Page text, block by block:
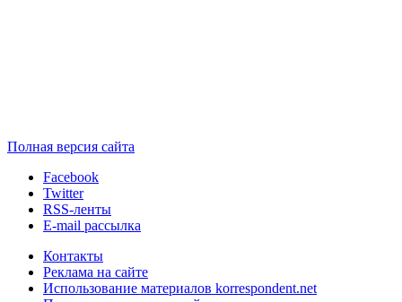
Полная версия сайта
Facebook
Twitter
RSS-ленты
E-mail рассылка
Контакты
Реклама на сайте
Использование материалов korrespondent.net